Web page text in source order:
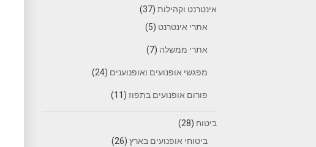
אינטרנט וקהילות (37)
אתרי אינטרנט (5)
אתרי ממשלה (7)
מפגשי אופנועים ואופנוענים (24)
פורום אופנועים בתפוז (11)
ביטוח (28)
ביטוחי אופנועים בארץ (26)